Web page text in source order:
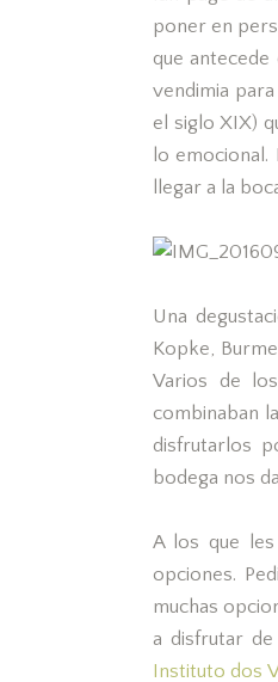
poner en
que
vendimia
el siglo XIX)
lo
llegar a la
Una
Kopke,
Varios de
combinaban
disfrutarlos
bodega nos
A los que
opciones.
muchas
a disfrutar
Instituto dos